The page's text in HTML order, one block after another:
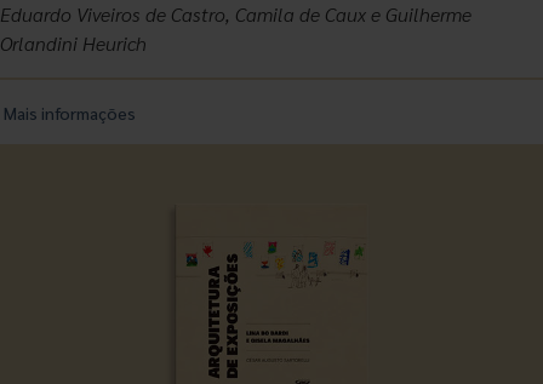
Eduardo Viveiros de Castro, Camila de Caux e Guilherme
Orlandini Heurich
Mais informações